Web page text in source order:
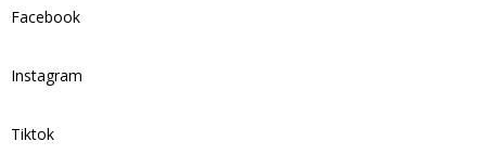
Facebook
Instagram
Tiktok